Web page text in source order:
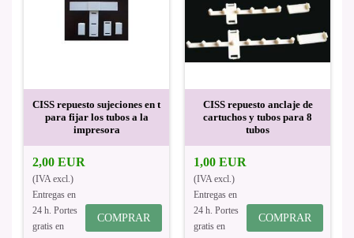
CISS repuesto sujeciones en t
para fijar los tubos a la
impresora
2,00 EUR
(IVA excl.)
Entregas en
24 h. Portes
gratis en
COMPRAR
CISS repuesto anclaje de
cartuchos y tubos para 8
tubos
1,00 EUR
(IVA excl.)
Entregas en
24 h. Portes
gratis en
COMPRAR